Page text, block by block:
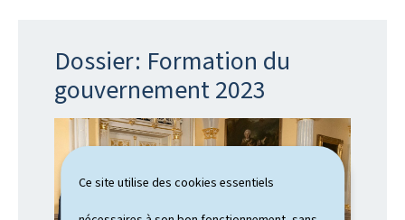
Ce site utilise des cookies essentiels
Dossier: Formation du
gouvernement 2023